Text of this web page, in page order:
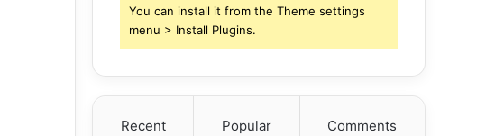
You can install it from the Theme settings
menu > Install Plugins.
Recent Popular Comments